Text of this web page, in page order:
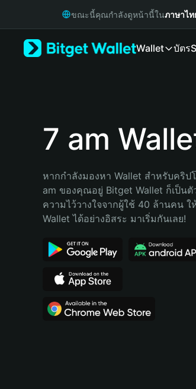
Русский
Bahasa Indonesia
Português (Brasil)
ขณะนี้คุณกำลังดูหน้านี้ในภาษาไท
Wallet บัตร
7 am
หากกำลังมองหา Wallet สำหรับคริป
am ของคุณอยู่ Bitget Wallet ก็เป็น
ความไว้วางใจจากผู้ใช้ 40 ล้านคน
Wallet ได้อย่างอิสระ มาเริ่มกันเลย!